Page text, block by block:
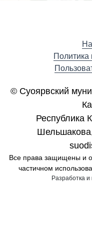
Политика
© Суоярвский
Республика
Все права защищены и
частичном
Разработка